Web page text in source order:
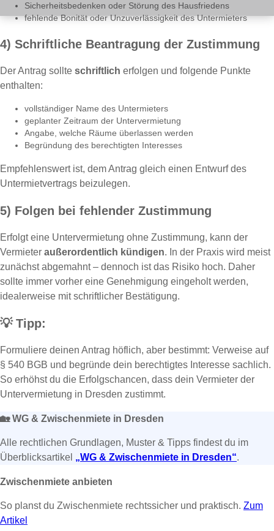
Sicherheitsbedenken oder Störung des Hausfriedens
fehlende Bonität oder Unzuverlässigkeit des Untermieters
4) Schriftliche Beantragung der Zustimmung
Der Antrag sollte schriftlich erfolgen und folgende Punkte
enthalten:
vollständiger Name des Untermieters
geplanter Zeitraum der Untervermietung
Angabe, welche Räume überlassen werden
Begründung des berechtigten Interesses
Empfehlenswert ist, dem Antrag gleich einen Entwurf des
Untermietvertrags beizulegen.
5) Folgen bei fehlender Zustimmung
Erfolgt eine Untervermietung ohne Zustimmung, kann der
Vermieter außerordentlich kündigen. In der Praxis wird meist
zunächst abgemahnt – dennoch ist das Risiko hoch. Daher
sollte immer vorher eine Genehmigung eingeholt werden,
idealerweise mit schriftlicher Bestätigung.
💡Tipp:
Formuliere deinen Antrag höflich, aber bestimmt: Verweise auf
§ 540 BGB und begründe dein berechtigtes Interesse sachlich.
So erhöhst du die Erfolgschancen, dass dein Vermieter der
Untervermietung in Dresden zustimmt.
🏡WG & Zwischenmiete in Dresden
Alle rechtlichen Grundlagen, Muster & Tipps findest du im
Überblicksartikel „WG & Zwischenmiete in Dresden“.
Zwischenmiete anbieten
So planst du Zwischenmiete rechtssicher und praktisch. Zum
Artikel